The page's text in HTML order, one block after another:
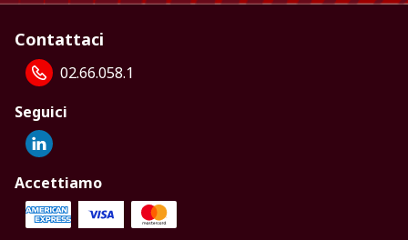
Contattaci
02.66.058.1
Seguici
Accettiamo